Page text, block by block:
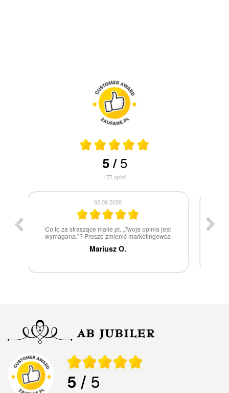
5/5
177opinii
30.07.2026
W 100% polecam
Marcin Z.
5 / 5